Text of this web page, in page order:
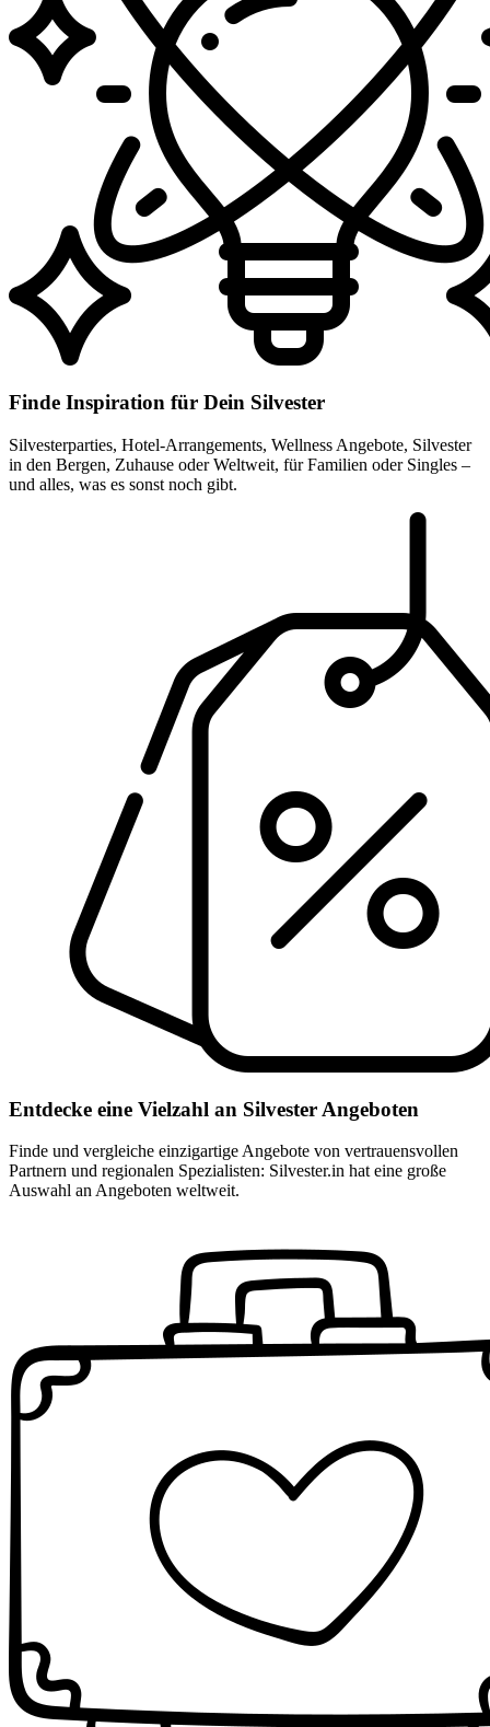
Finde Inspiration für Dein Silvester
Silvesterparties, Hotel-Arrangements, Wellness Angebote, Silvester
in den Bergen, Zuhause oder Weltweit, für Familien oder Singles –
und alles, was es sonst noch gibt.
Entdecke eine Vielzahl an Silvester Angeboten
Finde und vergleiche einzigartige Angebote von vertrauensvollen
Partnern und regionalen Spezialisten: Silvester.in hat eine große
Auswahl an Angeboten weltweit.